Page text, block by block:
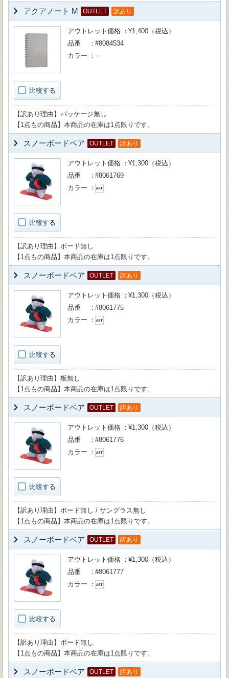
アクアノート M OUTLET 訳あり
比較する
アウトレット価格
¥1,400（税込）
品番
#8084534
カラー
－
【訳あり理由】パッケージ無し
【1点もの商品】本商品の在庫は1点限りです。
スノーボードベア OUTLET 訳あり
比較する
アウトレット価格
¥1,300（税込）
品番
#8061769
カラー
【訳あり理由】ボード無し
【1点もの商品】本商品の在庫は1点限りです。
スノーボードベア OUTLET 訳あり
比較する
アウトレット価格
¥1,300（税込）
品番
#8061775
カラー
【訳あり理由】板無し
【1点もの商品】本商品の在庫は1点限りです。
スノーボードベア OUTLET 訳あり
比較する
アウトレット価格
¥1,300（税込）
品番
#8061776
カラー
【訳あり理由】ボード無し / サングラス無し
【1点もの商品】本商品の在庫は1点限りです。
スノーボードベア OUTLET 訳あり
比較する
アウトレット価格
¥1,300（税込）
品番
#8061777
カラー
【訳あり理由】ボード無し
【1点もの商品】本商品の在庫は1点限りです。
スノーボードベア OUTLET 訳あり